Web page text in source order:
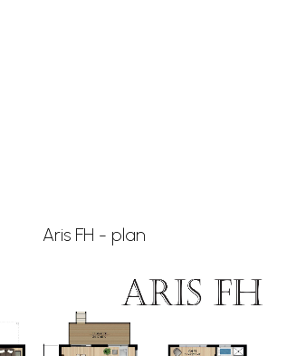
Aris FH - plan